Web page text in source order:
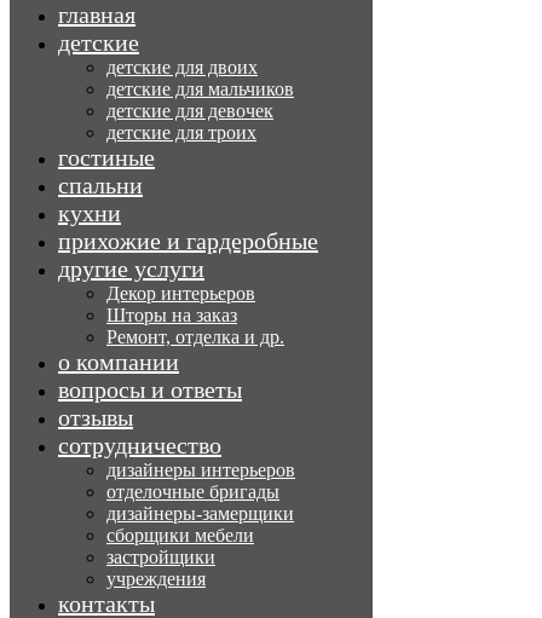
главная
детские
детские для двоих
детские для мальчиков
детские для девочек
детские для троих
гостиные
спальни
кухни
прихожие и гардеробные
другие услуги
Декор интерьеров
Шторы на заказ
Ремонт, отделка и др.
о компании
вопросы и ответы
отзывы
сотрудничество
дизайнеры интерьеров
отделочные бригады
дизайнеры-замерщики
сборщики мебели
застройщики
учреждения
контакты